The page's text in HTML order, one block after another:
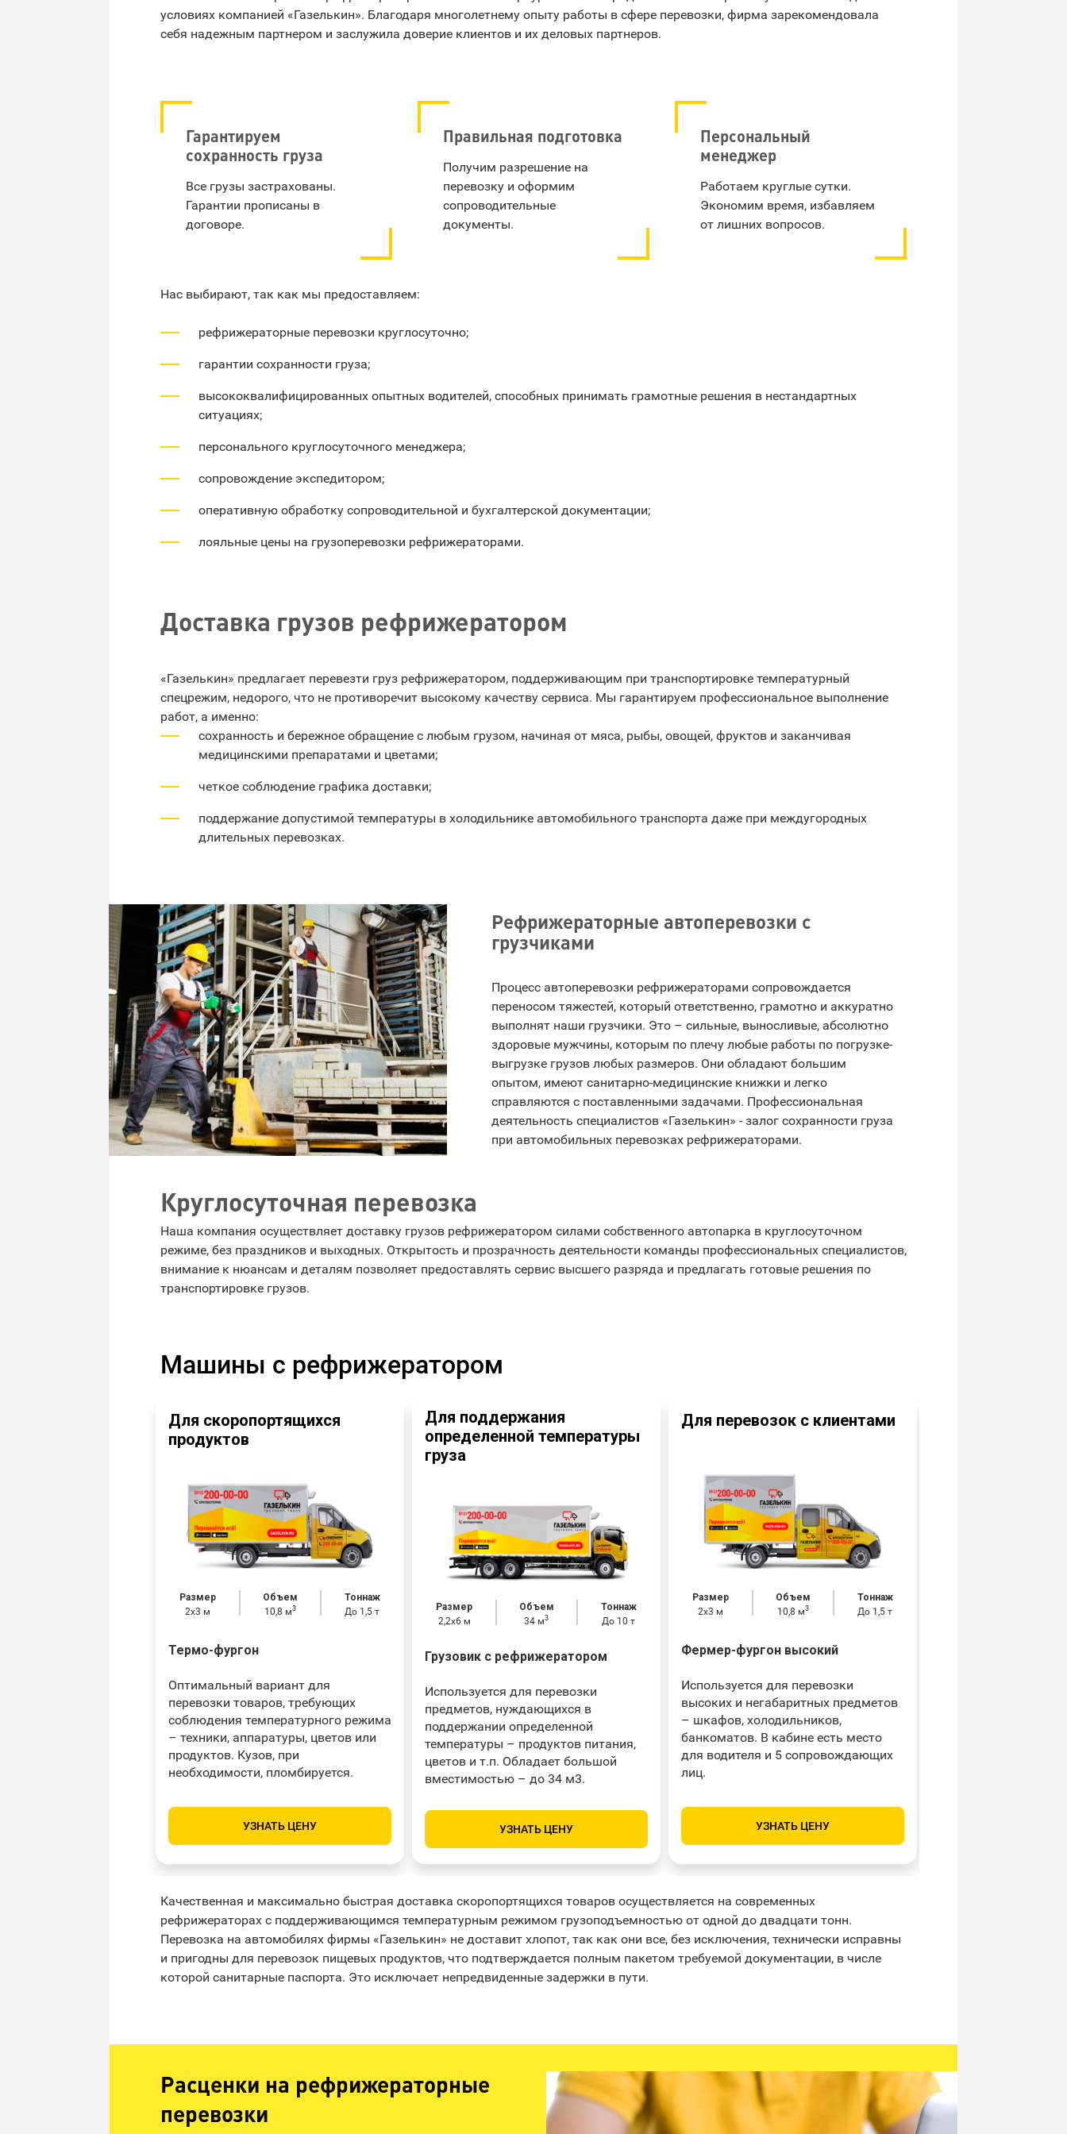
условиях компанией «Газелькин». Благодаря многолетнему опыту работы в сфере перевозки, фирма зарекомендовала
себя надежным партнером и заслужила доверие клиентов и их деловых партнеров.
Гарантируем
сохранность груза
Все грузы застрахованы.
Гарантии прописаны в
договоре.
Правильная подготовка
Получим разрешение на
перевозку и оформим
сопроводительные
документы.
Персональный
менеджер
Работаем круглые сутки.
Экономим время, избавляем
от лишних вопросов.
Нас выбирают, так как мы предоставляем:
рефрижераторные перевозки круглосуточно;
гарантии сохранности груза;
высококвалифицированных опытных водителей, способных принимать грамотные решения в нестандартных
ситуациях;
персонального круглосуточного менеджера;
сопровождение экспедитором;
оперативную обработку сопроводительной и бухгалтерской документации;
лояльные цены на грузоперевозки рефрижераторами.
Доставка грузов рефрижератором
«Газелькин» предлагает перевезти груз рефрижератором, поддерживающим при транспортировке температурный
спецрежим, недорого, что не противоречит высокому качеству сервиса. Мы гарантируем профессиональное выполнение
работ, а именно:
сохранность и бережное обращение с любым грузом, начиная от мяса, рыбы, овощей, фруктов и заканчивая
медицинскими препаратами и цветами;
четкое соблюдение графика доставки;
поддержание допустимой температуры в холодильнике автомобильного транспорта даже при междугородных
длительных перевозках.
Рефрижераторные автоперевозки с
грузчиками
Процесс автоперевозки рефрижераторами сопровождается
переносом тяжестей, который ответственно, грамотно и аккуратно
выполнят наши грузчики. Это – сильные, выносливые, абсолютно
здоровые мужчины, которым по плечу любые работы по погрузке-
выгрузке грузов любых размеров. Они обладают большим
опытом, имеют санитарно-медицинские книжки и легко
справляются с поставленными задачами. Профессиональная
деятельность специалистов «Газелькин» - залог сохранности груза
при автомобильных перевозках рефрижераторами.
Круглосуточная перевозка
Наша компания осуществляет доставку грузов рефрижератором силами собственного автопарка в круглосуточном
режиме, без праздников и выходных. Открытость и прозрачность деятельности команды профессиональных специалистов,
внимание к нюансам и деталям позволяет предоставлять сервис высшего разряда и предлагать готовые решения по
транспортировке грузов.
Машины с рефрижератором
Для скоропортящихся
продуктов
Размер
2х3 м
Объем
10,8 м3
Тоннаж
До 1,5 т
Термо-фургон
Оптимальный вариант для
перевозки товаров, требующих
соблюдения температурного режима
– техники, аппаратуры, цветов или
продуктов. Кузов, при
необходимости, пломбируется.
УЗНАТЬ ЦЕНУ
Для поддержания
определенной температуры
груза
Размер
2,2x6 м
Объем
34 м3
Тоннаж
До 10 т
Грузовик с рефрижератором
Используется для перевозки
предметов, нуждающихся в
поддержании определенной
температуры – продуктов питания,
цветов и т.п. Обладает большой
вместимостью – до 34 м3.
УЗНАТЬ ЦЕНУ
Для перевозок с клиентами
Размер
2х3 м
Объем
10,8 м3
Тоннаж
До 1,5 т
Фермер-фургон высокий
Используется для перевозки
высоких и негабаритных предметов
– шкафов, холодильников,
банкоматов. В кабине есть место
для водителя и 5 сопровождающих
лиц.
УЗНАТЬ ЦЕНУ
Качественная и максимально быстрая доставка скоропортящихся товаров осуществляется на современных
рефрижераторах с поддерживающимся температурным режимом грузоподъемностью от одной до двадцати тонн.
Перевозка на автомобилях фирмы «Газелькин» не доставит хлопот, так как они все, без исключения, технически исправны
и пригодны для перевозок пищевых продуктов, что подтверждается полным пакетом требуемой документации, в числе
которой санитарные паспорта. Это исключает непредвиденные задержки в пути.
Расценки на рефрижераторные
перевозки